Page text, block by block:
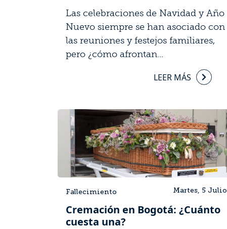
Las celebraciones de Navidad y Año
Nuevo siempre se han asociado con
las reuniones y festejos familiares,
pero ¿cómo afrontan...
LEER MÁS
Fallecimiento Martes, 5 Julio
Cremación en Bogotá: ¿Cuánto
cuesta una?